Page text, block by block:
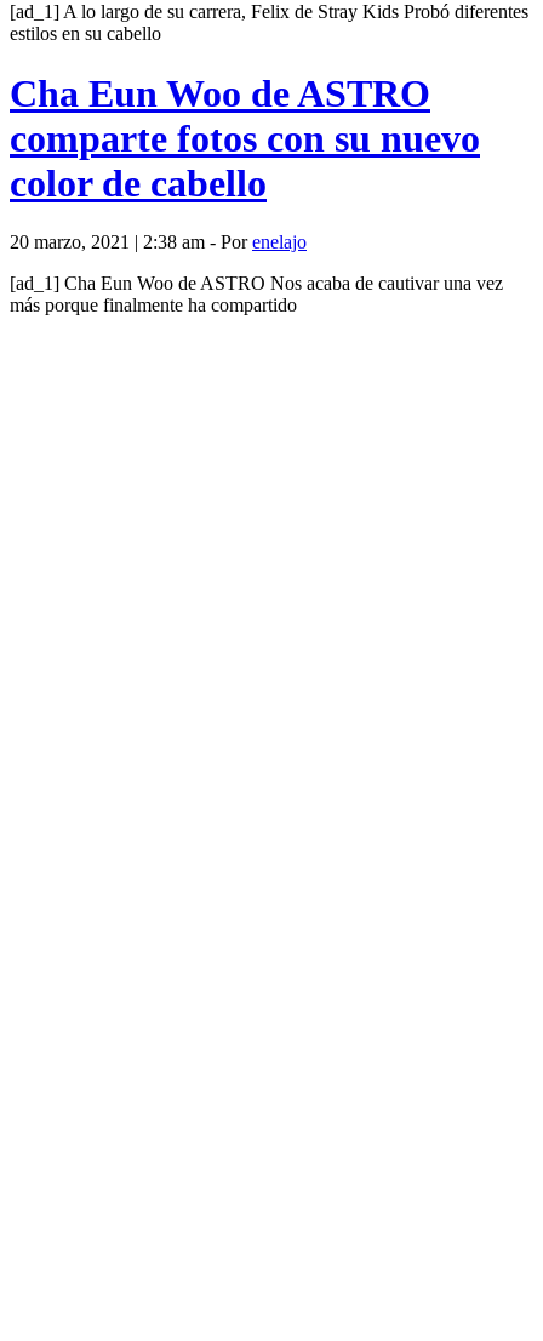
[ad_1] A lo largo de su carrera, Felix de Stray Kids Probó diferentes
estilos en su cabello
Cha Eun Woo de ASTRO
comparte fotos con su nuevo
color de cabello
20 marzo, 2021 | 2:38 am - Porenelajo
[ad_1] Cha Eun Woo de ASTRO Nos acaba de cautivar una vez
más porque finalmente ha compartido